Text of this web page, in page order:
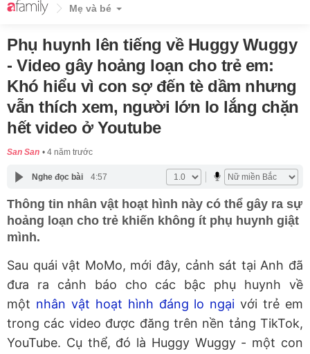
Mẹ và bé
Phụ huynh lên tiếng về Huggy Wuggy
- Video gây hoảng loạn cho trẻ em:
Khó hiểu vì con sợ đến tè dầm nhưng
vẫn thích xem, người lớn lo lắng chặn
hết video ở Youtube
San San 4 năm trước
Nghe đọc bài 4:57
Thông tin nhân vật hoạt hình này có thể gây ra sự
hoảng loạn cho trẻ khiến không ít phụ huynh giật
mình.
Sau quái vật MoMo, mới đây, cảnh sát tại Anh đã
đưa ra cảnh báo cho các bậc phụ huynh về
một nhân vật hoạt hình đáng lo ngại với trẻ em
trong các video được đăng trên nền tảng TikTok,
YouTube. Cụ thể, đó là Huggy Wuggy - một con